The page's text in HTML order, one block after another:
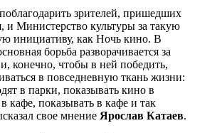
зрителей, пришедших
и Министерство культуры за такую
инициативу, как Ночь кино. В
борьба разворачивается за
конечно, чтобы в ней победить,
в повседневную ткань жизни:
в парки, показывать кино в
кафе, показывать в кафе и так
свое мнение Ярослав Катаев.